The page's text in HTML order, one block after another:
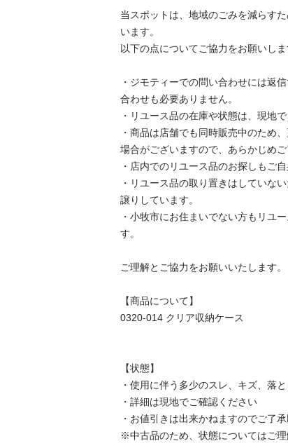
当スポットは、地域のごみを減らす
います。
以下の点についてご協力をお願いしま
・ジモティーでの問い合わせには返
合わせも必要ありません。
・リユース品の在庫や状態は、現地
・商品は店舗でも同時販売中のため
場合がございますので、あらかじめご
・店内でのリユース品のお探しもご
・リユース品の取り置きはしていな
譲りしています。
・小牧市にお住まいでない方もリユ
す。
ご理解とご協力をお願いいたします。
【商品について】
0320-014 クリア収納ケース
【状態】
・使用に伴う多少のスレ、キズ、落
・詳細は現地でご確認ください
・お値引きは出来かねますのでご了
※中古品のため、状態についてはご理